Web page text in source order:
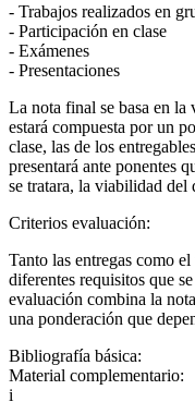
- Trabajos realizados en
- Participación en clase
- Exámenes
- Presentaciones
La nota final se basa en
estará compuesta por un
clase, las de los
presentará ante ponentes
se tratara, la viabilidad del
Criterios evaluación:
Tanto las entregas como
diferentes requisitos que
evaluación combina la
una ponderación que
Bibliografía básica:
Material complementario:
i